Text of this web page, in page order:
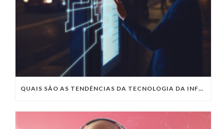
QUAIS SÃO AS TENDÊNCIAS DA TECNOLOGIA DA INFORMAÇÃO PARA 2023?